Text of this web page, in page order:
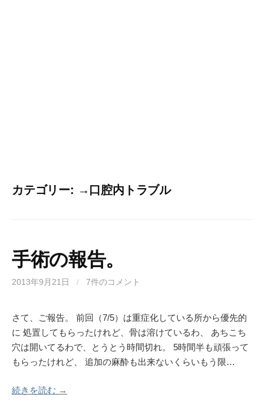
カテゴリー: →口腔内トラブル
手術の報告。
2013年9月21日 / 7件のコメント
さて、ご報告。 前回（7/5）は重症化している所から優先的
に 処置してもらったけれど、骨は溶けているわ、 あちこち
穴は開いてるわで、とうとう時間切れ。 5時間半も頑張って
もらったけれど、 追加の麻酔も出来ないくらいもう限…
続きを読む →